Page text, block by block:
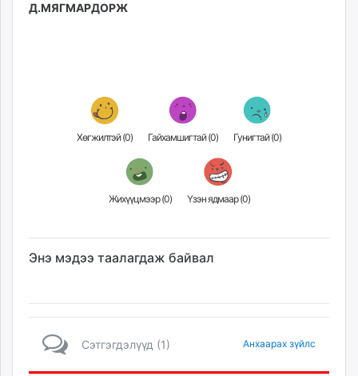
Д.МЯГМАРДОРЖ
Хөгжилтэй (0) Гайхамшигтай (0) Гунигтай (0)
Жихүүцмээр (0) Үзэн ядмаар (0)
Энэ мэдээ таалагдаж байвал
Сэтгэгдэлүүд (1) Анхаарах зүйлс